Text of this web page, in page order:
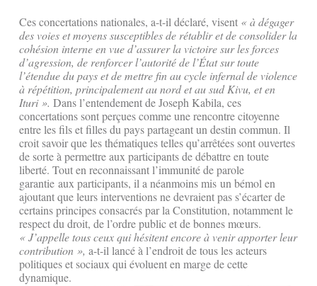
Ces concertations nationales, a-t-il déclaré, visent « à dégager
des voies et moyens susceptibles de rétablir et de consolider la
cohésion interne en vue d’assurer la victoire sur les forces
d’agression, de renforcer l’autorité de l’État sur toute
l’étendue du pays et de mettre fin au cycle infernal de violence
à répétition, principalement au nord et au sud Kivu, et en
Ituri ». Dans l’entendement de Joseph Kabila, ces
concertations sont perçues comme une rencontre citoyenne
entre les fils et filles du pays partageant un destin commun. Il
croit savoir que les thématiques telles qu’arrêtées sont ouvertes
de sorte à permettre aux participants de débattre en toute
liberté. Tout en reconnaissant l’immunité de parole
garantie aux participants, il a néanmoins mis un bémol en
ajoutant que leurs interventions ne devraient pas s’écarter de
certains principes consacrés par la Constitution, notamment le
respect du droit, de l’ordre public et de bonnes mœurs.
« J’appelle tous ceux qui hésitent encore à venir apporter leur
contribution », a-t-il lancé à l’endroit de tous les acteurs
politiques et sociaux qui évoluent en marge de cette
dynamique.